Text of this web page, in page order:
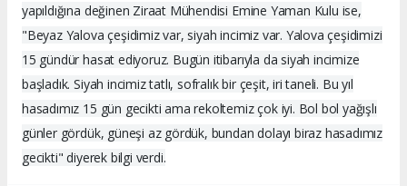
yapıldığına değinen Ziraat Mühendisi Emine Yaman Kulu ise,
"Beyaz Yalova çeşidimiz var, siyah incimiz var. Yalova çeşidimizi
15 gündür hasat ediyoruz. Bugün itibarıyla da siyah incimize
başladık. Siyah incimiz tatlı, sofralık bir çeşit, iri taneli. Bu yıl
hasadımız 15 gün gecikti ama rekoltemiz çok iyi. Bol bol yağışlı
günler gördük, güneşi az gördük, bundan dolayı biraz hasadımız
gecikti" diyerek bilgi verdi.